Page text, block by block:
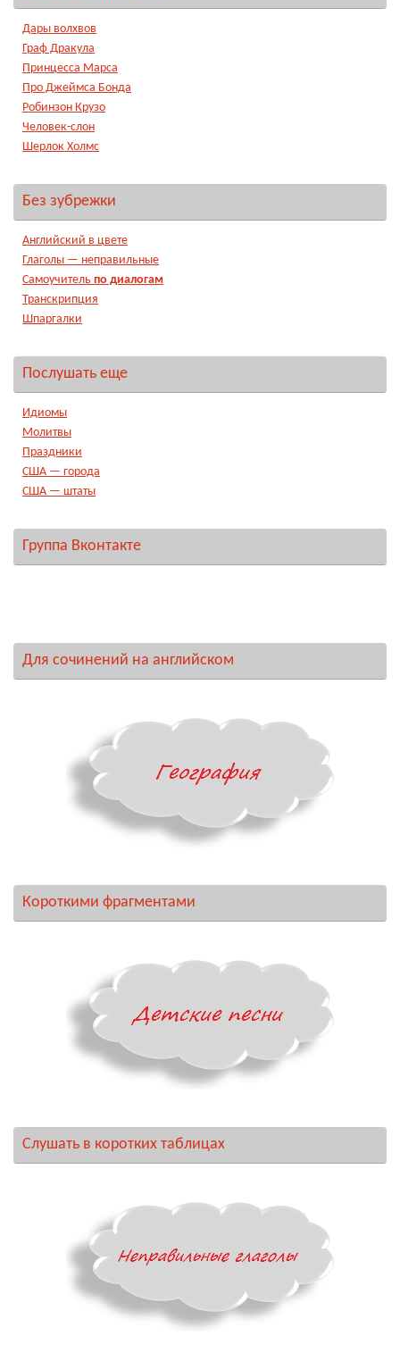
Дары волхвов
Граф Дракула
Принцесса Марса
Про Джеймса Бонда
Робинзон Крузо
Человек-слон
Шерлок Холмс
Без зубрежки
Английский в цвете
Глаголы — неправильные
Самоучитель по диалогам
Транскрипция
Шпаргалки
Послушать еще
Идиомы
Молитвы
Праздники
США — города
США — штаты
Группа Вконтакте
Для сочинений на английском
Короткими фрагментами
Слушать в коротких таблицах